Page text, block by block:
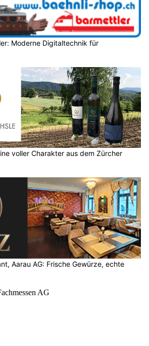
Moderne Digitaltechnik für
voller Charakter aus dem Zürcher
Aarau AG: Frische Gewürze, echte